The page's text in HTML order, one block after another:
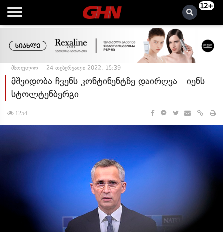
12+
მსოფლიო 24 თებერვალი 2022, 15:39
მშვიდობა ჩვენს კონტინენტზე დაირღვა - იენს
სტოლტენბერგი
1254